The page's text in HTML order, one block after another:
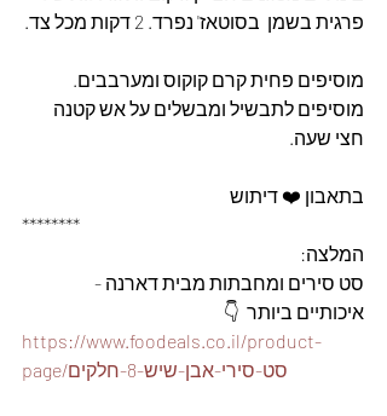
פרגית בשמן  בסוטאז' נפרד. 2 דקות מכל צד.
מוסיפים פחית קרם קוקוס ומערבבים.
מוסיפים לתבשיל ומבשלים על אש קטנה
חצי שעה.
בתאבון ❤️ דיתוש
********
המלצה:
סט סירים ומחבתות מבית דארנה -
איכותיים ביותר  👇
https://www.foodeals.co.il/product-
page/סט-סירי-אבן-שיש-8-חלקים